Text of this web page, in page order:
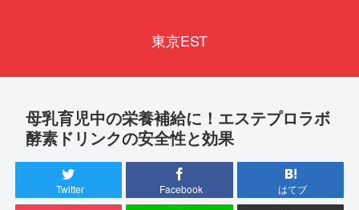
東京EST
母乳育児中の栄養補給に！エステプロラボ
酵素ドリンクの安全性と効果
Twitter Facebook はてブ